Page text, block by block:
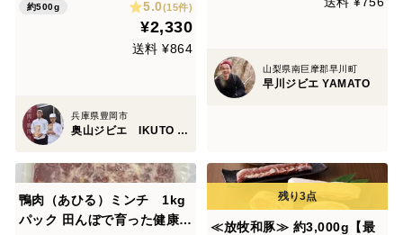
約500g 5.0(15件)
¥2,330
送料 ¥864
兵庫県豊岡市
奥山ジビエ IKUTO MEAT
山梨県南巨摩郡早川町
早川ジビエ YAMATO
鴨肉（あひる）ミンチ 1kg
パック 田んぼで育った健康的
≪放牧和豚≫ 約3,000g【最